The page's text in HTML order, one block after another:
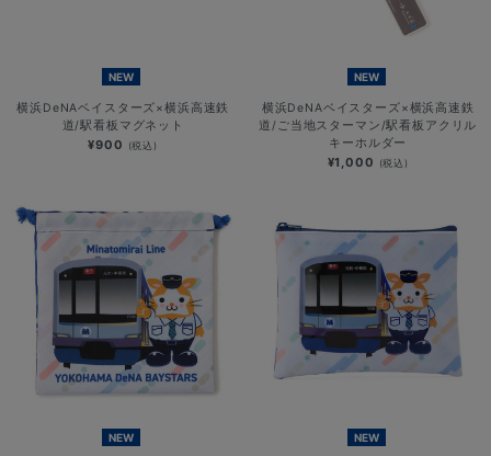
NEW
横浜DeNAベイスターズ×横浜高速鉄
道/駅看板マグネット
¥900 (税込)
NEW
横浜DeNAベイスターズ×横浜高速鉄
道/ご当地スターマン/駅看板アクリル
キーホルダー
¥1,000 (税込)
NEW NEW